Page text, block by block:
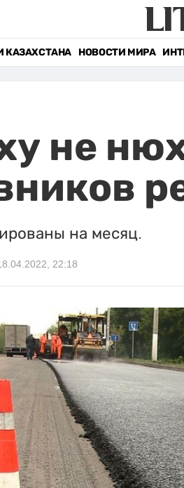
КАЗАХСТАНА НОВОСТИ МИРА
не
на месяц.
22:18